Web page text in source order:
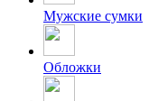
Мужские сумки
Обложки